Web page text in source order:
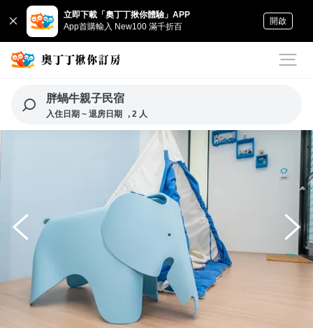
立即下載「奧丁丁揪你體驗」APP
App首購輸入 New100 滿千折百
開啟
胖蝸牛親子民宿
入住日期 ~ 退房日期 , 2 人